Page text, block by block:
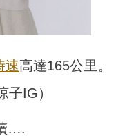
速高達165公里。
子IG）
….